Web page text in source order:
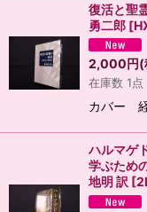
復活と聖
勇二郎 [
2,000円(
在庫数 1点
カバー
ハルマゲ
学ぶため
地明 訳 [